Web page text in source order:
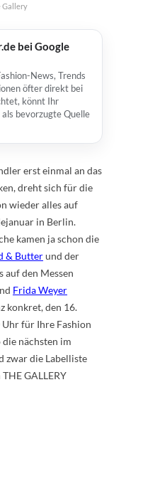
Gallery
bei Google
News, Trends
öfter direkt bei
könnt Ihr
als bevorzugte Quelle
erst einmal an das
dreht sich für die
wieder alles auf
in Berlin.
kamen ja schon die
& Butterund der
auf den Messen
Frida Weyer
konkret, den 16.
Uhr für Ihre Fashion
die nächsten im
zwar die Labelliste
GALLERY